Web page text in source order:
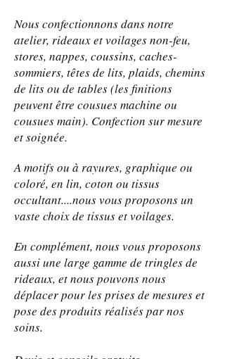
Nous confectionnons dans notre
atelier, rideaux et voilages non-feu,
stores, nappes, coussins, caches-
sommiers, têtes de lits, plaids, chemins
de lits ou de tables (les finitions
peuvent être cousues machine ou
cousues main). Confection sur mesure
et soignée.
A motifs ou à rayures, graphique ou
coloré, en lin, coton ou tissus
occultant....nous vous proposons un
vaste choix de tissus et voilages.
En complément, nous vous proposons
aussi une large gamme de tringles de
rideaux, et nous pouvons nous
déplacer pour les prises de mesures et
pose des produits réalisés par nos
soins.